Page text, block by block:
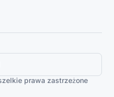
prawa zastrzeżone